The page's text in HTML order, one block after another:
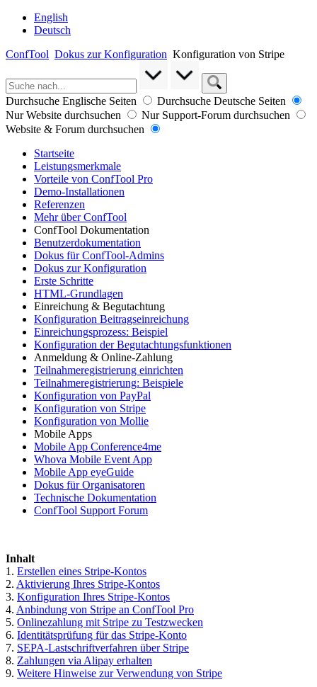
English
Deutsch
ConfTool Dokus zur Konfiguration Konfiguration von Stripe
Durchsuche Englische Seiten
Durchsuche Deutsche Seiten
Nur Website durchsuchen
Nur Support-Forum durchsuchen
Website & Forum durchsuchen
Startseite
Leistungsmerkmale
Vorteile von ConfTool Pro
Demo-Installationen
Referenzen
Mehr über ConfTool
ConfTool Dokumentation
Benutzerdokumentation
Dokus für ConfTool-Admins
Dokus zur Konfiguration
Erste Schritte
HTML-Grundlagen
Einreichung & Begutachtung
Konfiguration Beitragseinreichung
Einreichungsprozess: Beispiel
Konfiguration der Begutachtungsfunktionen
Anmeldung & Online-Zahlung
Teilnahmeregistrierung einrichten
Teilnahmeregistrierung: Beispiele
Konfiguration von PayPal
Konfiguration von Stripe
Konfiguration von Mollie
Mobile Apps
Mobile App Conference4me
Whova Mobile Event App
Mobile App eyeGuide
Dokus für Organisatoren
Technische Dokumentation
ConfTool Support Forum
Inhalt
1. Erstellen eines Stripe-Kontos
2. Aktivierung Ihres Stripe-Kontos
3. Konfiguration Ihres Stripe-Kontos
4. Anbindung von Stripe an ConfTool Pro
5. Onlinezahlung mit Stripe zu Testzwecken
6. Identitätsprüfung für das Stripe-Konto
7. SEPA-Lastschriftverfahren über Stripe
8. Zahlungen via Alipay erhalten
9. Weitere Hinweise zur Verwendung von Stripe